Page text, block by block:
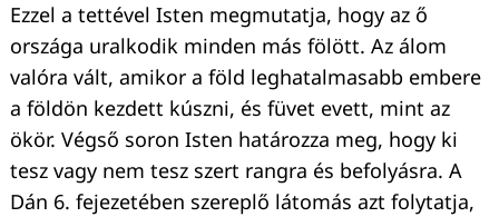
Ezzel a tettével Isten megmutatja, hogy az ő
országa uralkodik minden más fölött. Az álom
valóra vált, amikor a föld leghatalmasabb embere
a földön kezdett kúszni, és füvet evett, mint az
ökör. Végső soron Isten határozza meg, hogy ki
tesz vagy nem tesz szert rangra és befolyásra. A
Dán 6. fejezetében szereplő látomás azt folytatja,